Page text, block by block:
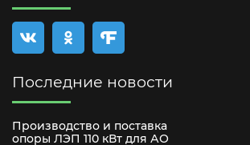
Последние новости
Производство и поставка
опоры ЛЭП 110 кВт для АО